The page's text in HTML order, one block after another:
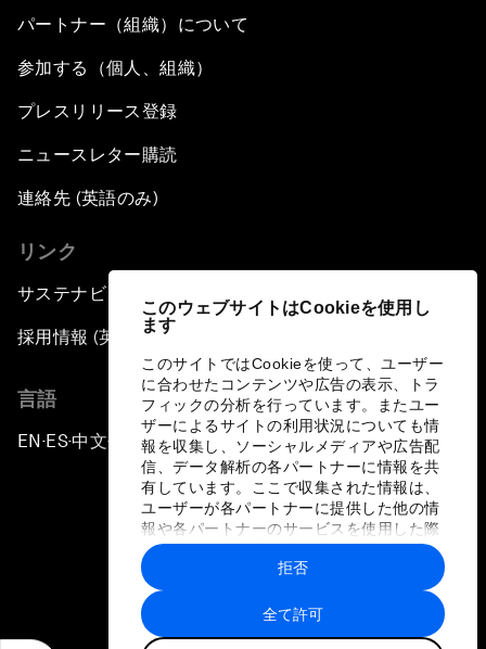
このウェブサイトはCookieを使用し
ます
このサイトではCookieを使って、ユーザー
に合わせたコンテンツや広告の表示、トラ
フィックの分析を行っています。またユー
ザーによるサイトの利用状況についても情
報を収集し、ソーシャルメディアや広告配
信、データ解析の各パートナーに情報を共
有しています。ここで収集された情報は、
ユーザーが各パートナーに提供した他の情
報や各パートナーのサービスを使用した際
に収集された情報と組み合わされ、各パー
トナーによって使用されることがありま
す。
全て許可
拒否
パートナー（組織）について
参加する（個人、組織）
プレスリリース登録
ニュースレター購読
連絡先 (英語のみ)
リンク
サステナビリティへの取り組み
採用情報 (英語のみ)
言語
EN ▪ES▪中文▪ 日本語
プライバシーポリシーと利用規約
サイトマップ